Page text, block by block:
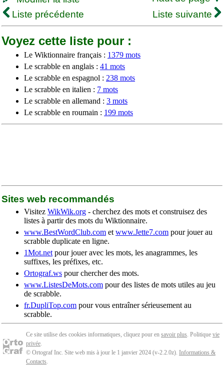
Liste précédente
Liste suivante
Voyez cette liste pour :
Le Wiktionnaire français : 1379 mots
Le scrabble en anglais : 41 mots
Le scrabble en espagnol : 238 mots
Le scrabble en italien : 7 mots
Le scrabble en allemand : 3 mots
Le scrabble en roumain : 199 mots
Sites web recommandés
Visitez WikWik.org - cherchez des mots et construisez des
listes à partir des mots du Wiktionnaire.
www.BestWordClub.com et www.Jette7.com pour jouer au
scrabble duplicate en ligne.
1Mot.net pour jouer avec les mots, les anagrammes, les
suffixes, les préfixes, etc.
Ortograf.ws pour chercher des mots.
www.ListesDeMots.com pour des listes de mots utiles au jeu
de scrabble.
fr.DupliTop.com pour vous entraîner sérieusement au
scrabble.
Ce site utilise des cookies informatiques, cliquez pour en savoir plus. Politique vie
privée.
© Ortograf Inc. Site web mis à jour le 1 janvier 2024 (v-2.2.0z). Informations &
Contacts.